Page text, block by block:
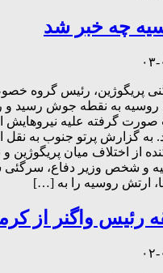
چه خبر شد
پریگوژین، رئیس گروه
روسیه به نقطه جوش رسید و
صورت گرفته علیه
به گزارش پرتو جنوب به نقل
از اختلاف میان پریگوژین و
و شخص وزیر دفاع، سرگئی
ارتش روسیه را به […]
رئیس واگنر از